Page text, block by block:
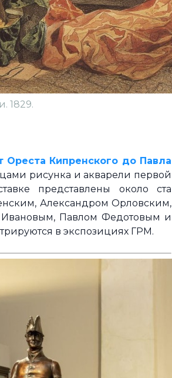
1829.
Ореста Кипренского до Павла
рисунка и акварели первой
представлены около ста
Александром Орловским,
Павлом Федотовым и
в экспозициях ГРМ.